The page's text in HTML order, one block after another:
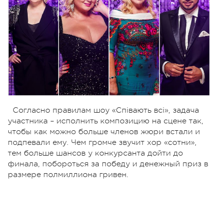
Согласно правилам шоу «Співають всі», задача
участника – исполнить композицию на сцене так,
чтобы как можно больше членов жюри встали и
подпевали ему. Чем громче звучит хор «сотни»,
тем больше шансов у конкурсанта дойти до
финала, побороться за победу и денежный приз в
размере полмиллиона гривен.